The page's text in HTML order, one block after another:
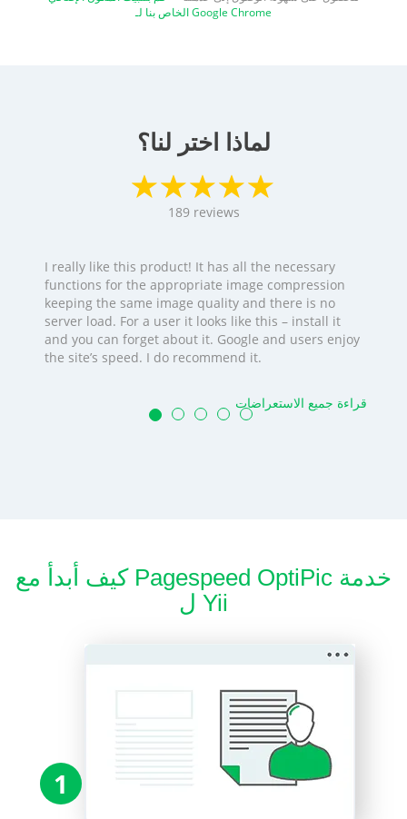
الخاص بنا لـ Google Chrome
لماذا اختر لنا؟
189 reviews
I really like this product! It has all the necessary
functions for the appropriate image compression
keeping the same image quality and there is no
server load. For a user it looks like this – install it
and you can forget about it. Google and users enjoy
the site’s speed. I do recommend it.
قراءة جميع الاستعراضات
كيف أبدأ مع Pagespeed OptiPic خدمة
ل Yii
1